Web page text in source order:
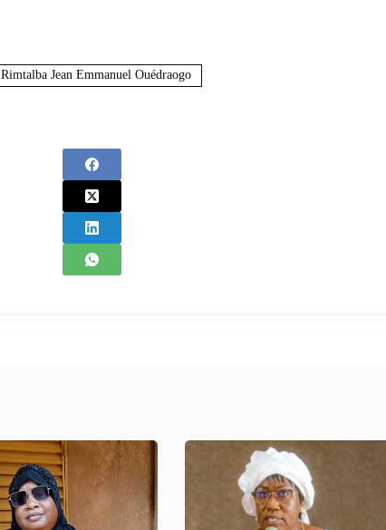
Rimtalba Jean Emmanuel Ouédraogo